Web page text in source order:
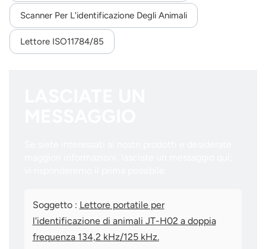
Scanner Per L'identificazione Degli Animali
Lettore ISO11784/85
Soggetto : Lettore portatile per
l'identificazione di animali JT-H02 a doppia
frequenza 134,2 kHz/125 kHz.